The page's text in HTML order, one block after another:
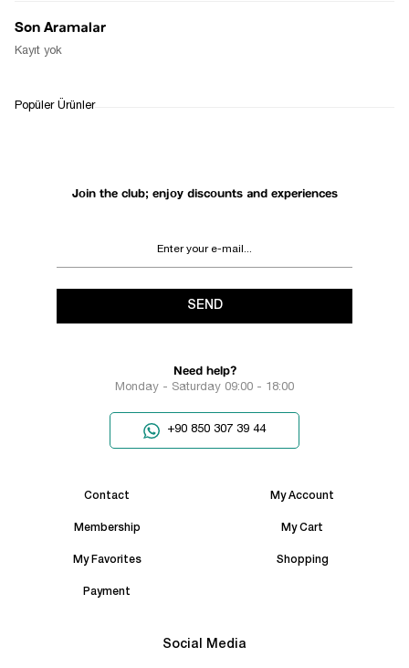
RETURN AND EXCHANGE
Join the club; enjoy discounts and experiences
SEND
Need help?
Monday - Saturday 09:00 - 18:00
+90 850 307 39 44
Contact My Account
Membership My Cart
My Favorites Shopping
Payment
Social Media
Son Aramalar
Kayıt yok
Popüler Ürünler